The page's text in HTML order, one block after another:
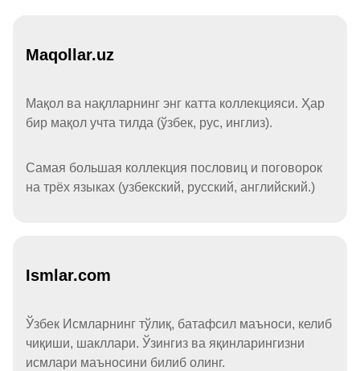
Maqollar.uz
Мақол ва нақлларнинг энг катта коллекцияси. Ҳар
бир мақол учта тилда (ўзбек, рус, инглиз).
Самая большая коллекция пословиц и поговорок
на трёх языках (узбекский, русский, английский.)
Ismlar.com
Ўзбек Исмларнинг тўлиқ, батафсил маъноси, келиб
чиқиши, шакллари. Ўзингиз ва яқинларингизни
исмлари маъносини билиб олинг.